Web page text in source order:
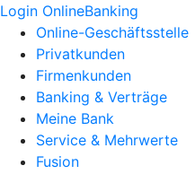
Login OnlineBanking
Online-Geschäftsstelle
Privatkunden
Firmenkunden
Banking & Verträge
Meine Bank
Service & Mehrwerte
Fusion